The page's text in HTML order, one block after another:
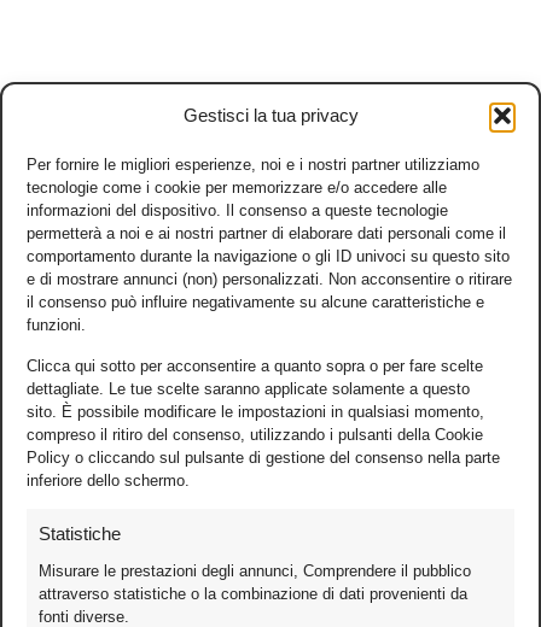
Gestisci la tua privacy
Per fornire le migliori esperienze, noi e i nostri partner utilizziamo
tecnologie come i cookie per memorizzare e/o accedere alle
informazioni del dispositivo. Il consenso a queste tecnologie
permetterà a noi e ai nostri partner di elaborare dati personali come il
comportamento durante la navigazione o gli ID univoci su questo sito
e di mostrare annunci (non) personalizzati. Non acconsentire o ritirare
il consenso può influire negativamente su alcune caratteristiche e
funzioni.
Clicca qui sotto per acconsentire a quanto sopra o per fare scelte
dettagliate. Le tue scelte saranno applicate solamente a questo
sito. È possibile modificare le impostazioni in qualsiasi momento,
compreso il ritiro del consenso, utilizzando i pulsanti della Cookie
Policy o cliccando sul pulsante di gestione del consenso nella parte
inferiore dello schermo.
Statistiche
Misurare le prestazioni degli annunci, Comprendere il pubblico
attraverso statistiche o la combinazione di dati provenienti da
fonti diverse.